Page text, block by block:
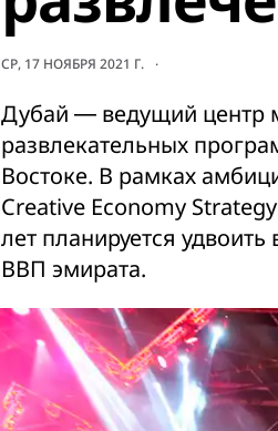
СР, 17 НОЯБРЯ 2021 Г.
Дубай ― ведущий центр
развлекательных
Востоке. В рамках
Creative Economy
лет планируется удвоить
ВВП эмирата.